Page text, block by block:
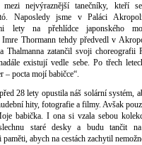
nejvýraznější tanečníky, kteří
Naposledy jsme v Paláci
lety na přehlídce japonského
Thormann tehdy předvedl v
Thalmanna zatančil svoji choreografii
existují vedle sebe. Po třech
– pocta mojí babičce“.
28 lety opustila náš solární systém,
hity, fotografie a filmy. Avšak
babička. I ona si vzala sebou
staré desky a budu tančit
abych na cestách zachytil